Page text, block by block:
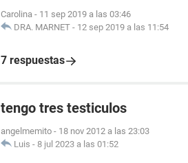
Carolina - 11 sep 2019 a las 03:46
DRA. MARNET - 12 sep 2019 a las 11:54
7 respuestas
tengo tres testiculos
angelmemito - 18 nov 2012 a las 23:03
Luis - 8 jul 2023 a las 01:52